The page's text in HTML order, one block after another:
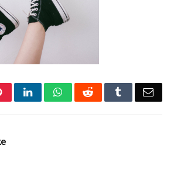
PinterestLinkedInWhatsAppReddit Tumblr